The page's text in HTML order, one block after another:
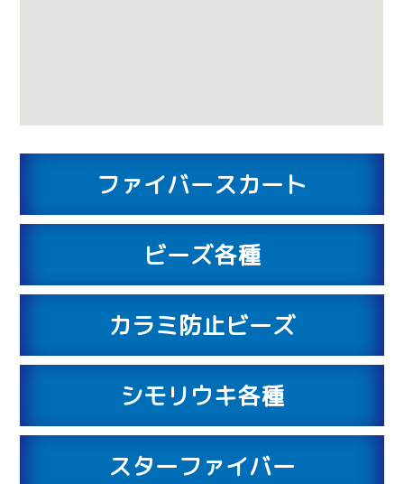
ファイバースカート
ビーズ各種
カラミ防止ビーズ
シモリウキ各種
スターファイバー